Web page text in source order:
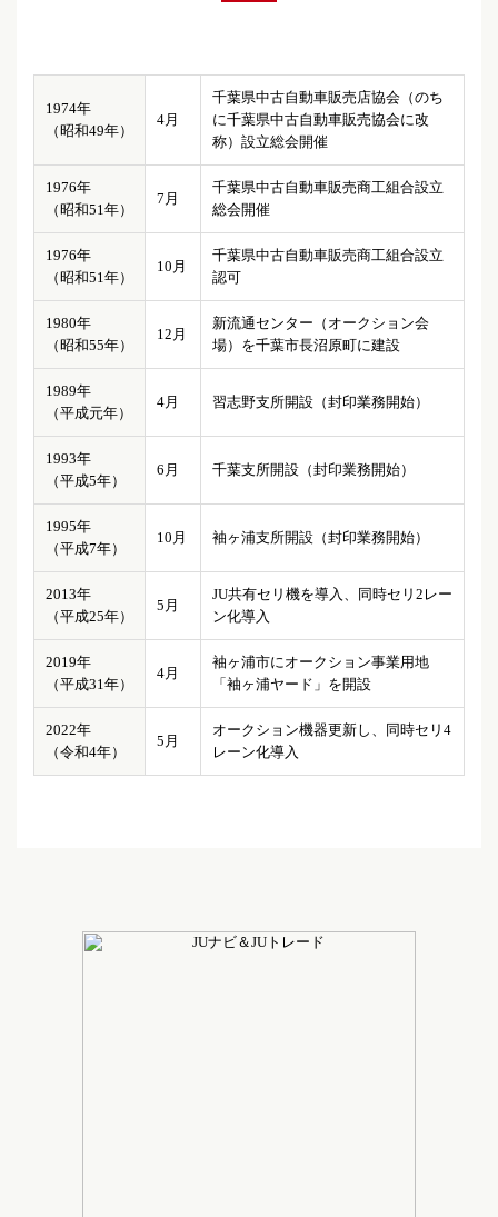
1974年
（昭和49年）
4月
千葉県中古自動車販売店協会（のち
に千葉県中古自動車販売協会に改
称）設立総会開催
1976年
（昭和51年）
7月
千葉県中古自動車販売商工組合設立
総会開催
1976年
（昭和51年）
10月
千葉県中古自動車販売商工組合設立
認可
1980年
（昭和55年）
12月
新流通センター（オークション会
場）を千葉市長沼原町に建設
1989年
（平成元年）
4月 習志野支所開設（封印業務開始）
1993年
（平成5年）
6月 千葉支所開設（封印業務開始）
1995年
（平成7年）
10月 袖ヶ浦支所開設（封印業務開始）
2013年
（平成25年）
5月
JU共有セリ機を導入、同時セリ2レー
ン化導入
2019年
（平成31年）
4月
袖ヶ浦市にオークション事業用地
「袖ヶ浦ヤード」を開設
2022年
（令和4年）
5月
オークション機器更新し、同時セリ4
レーン化導入